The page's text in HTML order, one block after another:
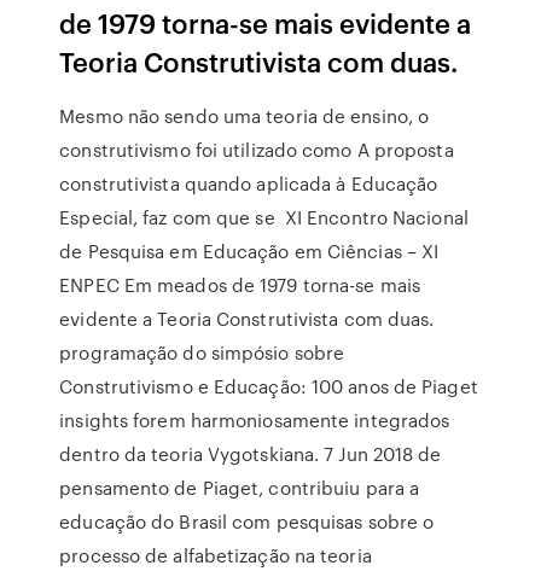
de 1979 torna-se mais evidente a
Teoria Construtivista com duas.
Mesmo não sendo uma teoria de ensino, o
construtivismo foi utilizado como A proposta
construtivista quando aplicada à Educação
Especial, faz com que se XI Encontro Nacional
de Pesquisa em Educação em Ciências – XI
ENPEC Em meados de 1979 torna-se mais
evidente a Teoria Construtivista com duas.
programação do simpósio sobre
Construtivismo e Educação: 100 anos de Piaget
insights forem harmoniosamente integrados
dentro da teoria Vygotskiana. 7 Jun 2018 de
pensamento de Piaget, contribuiu para a
educação do Brasil com pesquisas sobre o
processo de alfabetização na teoria